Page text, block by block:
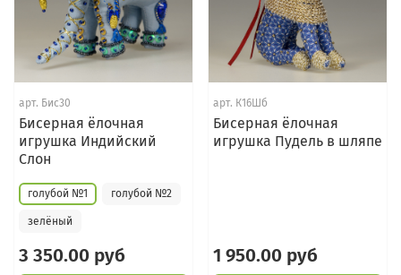
арт. Бис30
Бисерная ёлочная
игрушка Индийский
Слон
голубой №1 голубой №2
зелёный
3 350.00 руб
арт. К16Шб
Бисерная ёлочная
игрушка Пудель в шляпе
1 950.00 руб